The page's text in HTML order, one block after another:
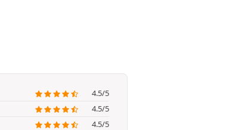
4.5/5
4.5/5
4.5/5